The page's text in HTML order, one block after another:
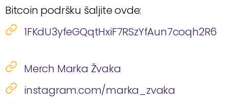
Bitcoin podršku šaljite ovde:
1FKdU3yfeGQqtHxiF7RSzYfAun7coqh2R6
Merch Marka Žvaka
instagram.com/marka_zvaka